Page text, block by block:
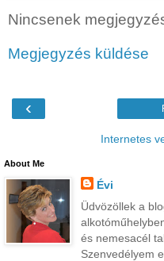
Nincsenek
Megjegyzés küldése
‹
Internetes
About Me
Évi
Üdvözöllek a
és nemesacél
Szenvedélyem